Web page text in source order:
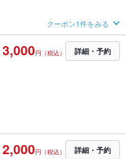
クーポン1件をみる
3,000円（税込） 詳細・予約
2,000円（税込） 詳細・予約